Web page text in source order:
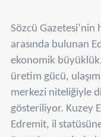
Sözcü
arasında bulunan
ekonomik
üretim gücü,
merkezi niteliğiyle
gösteriliyor. Kuzey
Edremit, il